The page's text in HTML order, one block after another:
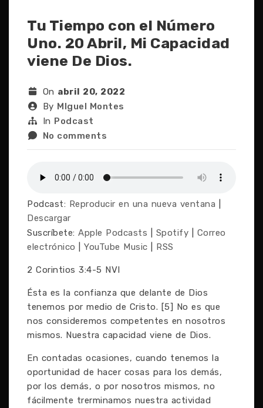
Tu Tiempo con el Número
Uno. 20 Abril, Mi Capacidad
viene De Dios.
On abril 20, 2022
By MIguel Montes
In Podcast
No comments
Podcast: Reproducir en una nueva ventana
Descargar
Suscríbete: Apple Podcasts Spotify
Correo
electrónico
YouTube Music RSS
2 Corintios 3:4-5 NVI
Ésta es la confianza que delante de Dios
tenemos por medio de Cristo. [5] No es que
nos consideremos competentes en nosotros
mismos. Nuestra capacidad viene de Dios.
En contadas ocasiones, cuando tenemos la
oportunidad de hacer cosas para los demás,
por los demás, o por nosotros mismos, no
fácilmente trerminamos nuestra actividad